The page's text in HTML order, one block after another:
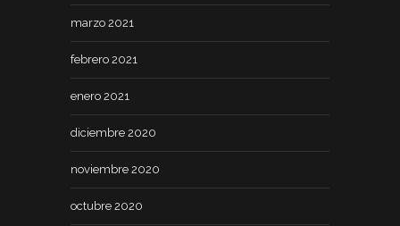
marzo 2021
febrero 2021
enero 2021
diciembre 2020
noviembre 2020
octubre 2020